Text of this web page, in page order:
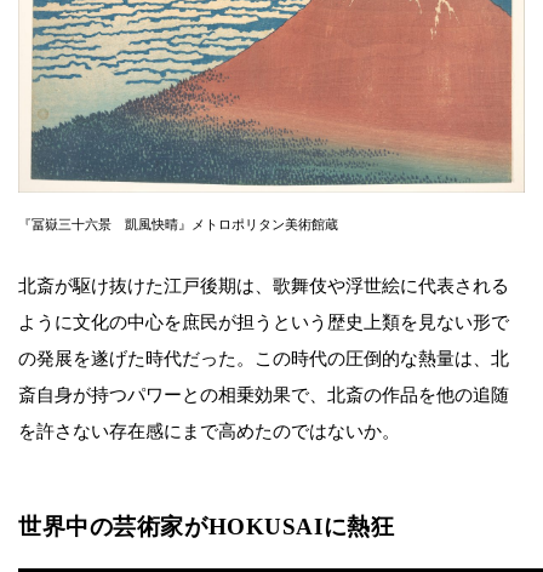
『冨嶽三十六景 凱風快晴』メトロポリタン美術館蔵
北斎が駆け抜けた江戸後期は、歌舞伎や浮世絵に代表される
ように文化の中心を庶民が担うという歴史上類を見ない形で
の発展を遂げた時代だった。この時代の圧倒的な熱量は、北
斎自身が持つパワーとの相乗効果で、北斎の作品を他の追随
を許さない存在感にまで高めたのではないか。
世界中の芸術家がHOKUSAIに熱狂